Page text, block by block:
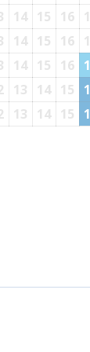
14 15 16
14 15 16
14 15 16
13 14 15
13 14 15